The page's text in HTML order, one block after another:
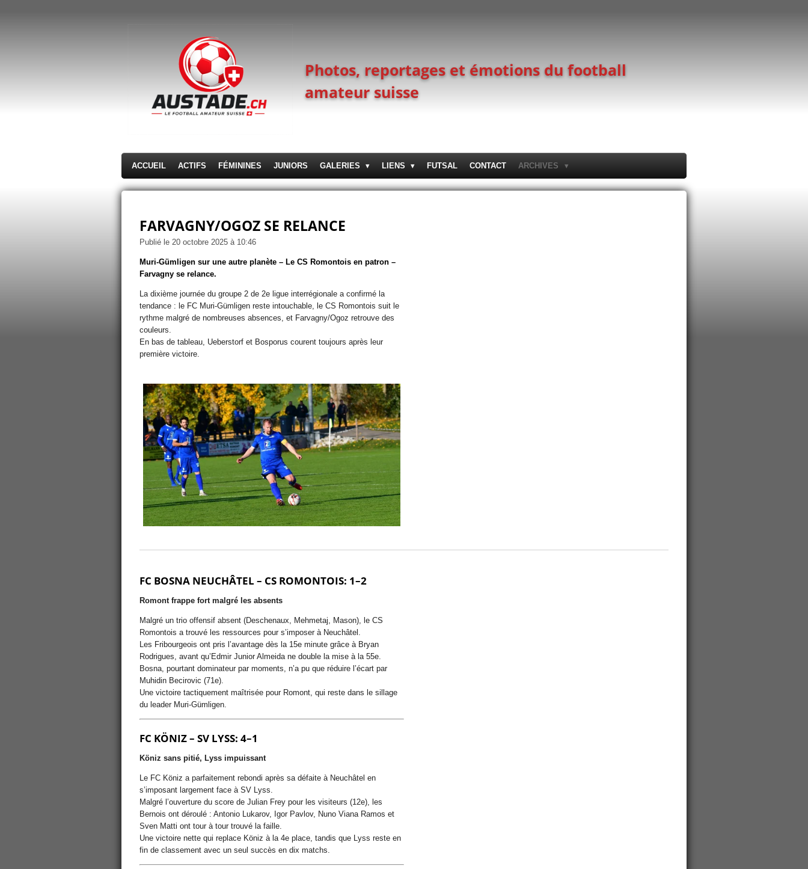
Photos, reportages et émotions du football
amateur suisse
ACCUEIL ACTIFS FÉMININES JUNIORS GALERIES LIENS FUTSAL CONTACT ARCHIVES
FARVAGNY/OGOZ SE RELANCE
Publié le 20 octobre 2025 à 10:46
Muri-Gümligen sur une autre planète – Le CS Romontois en patron –
Farvagny se relance.
La dixième journée du groupe 2 de 2e ligue interrégionale a confirmé la
tendance : le FC Muri-Gümligen reste intouchable, le CS Romontois suit le
rythme malgré de nombreuses absences, et Farvagny/Ogoz retrouve des
couleurs.
En bas de tableau, Ueberstorf et Bosporus courent toujours après leur
première victoire.
FC BOSNA NEUCHÂTEL – CS ROMONTOIS: 1–2
Romont frappe fort malgré les absents
Malgré un trio offensif absent (Deschenaux, Mehmetaj, Mason), le CS
Romontois a trouvé les ressources pour s’imposer à Neuchâtel.
Les Fribourgeois ont pris l’avantage dès la 15e minute grâce à Bryan
Rodrigues, avant qu’Edmir Junior Almeida ne double la mise à la 55e.
Bosna, pourtant dominateur par moments, n’a pu que réduire l’écart par
Muhidin Becirovic (71e).
Une victoire tactiquement maîtrisée pour Romont, qui reste dans le sillage
du leader Muri-Gümligen.
FC KÖNIZ – SV LYSS: 4–1
Köniz sans pitié, Lyss impuissant
Le FC Köniz a parfaitement rebondi après sa défaite à Neuchâtel en
s’imposant largement face à SV Lyss.
Malgré l’ouverture du score de Julian Frey pour les visiteurs (12e), les
Bernois ont déroulé : Antonio Lukarov, Igor Pavlov, Nuno Viana Ramos et
Sven Matti ont tour à tour trouvé la faille.
Une victoire nette qui replace Köniz à la 4e place, tandis que Lyss reste en
fin de classement avec un seul succès en dix matchs.